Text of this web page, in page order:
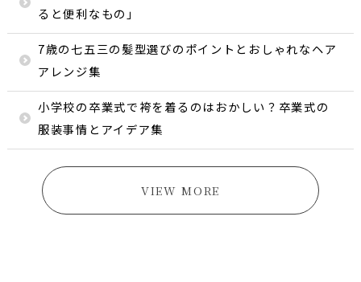
ると便利なもの」
7歳の七五三の髪型選びのポイントとおしゃれなヘア
アレンジ集
小学校の卒業式で袴を着るのはおかしい？卒業式の
服装事情とアイデア集
VIEW MORE